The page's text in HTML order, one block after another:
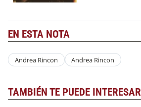
EN ESTA NOTA
Andrea Rincon Andrea Rincon
TAMBIÉN TE PUEDE INTERESAR